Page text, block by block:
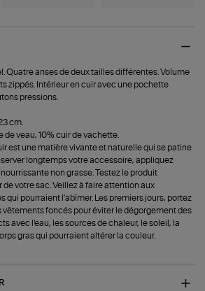
Quatre anses de deux tailles différentes. Volume
zippés. Intérieur en cuir avec une pochette
pressions.
cm.
de veau, 10% cuir de vachette.
est une matière vivante et naturelle qui se patine
longtemps votre accessoire, appliquez
non grasse. Testez le produit
votre sac. Veillez à faire attention aux
qui pourraient l'abîmer. Les premiers jours, portez
vêtements foncés pour éviter le dégorgement des
avec l'eau, les sources de chaleur, le soleil, la
gras qui pourraient altérer la couleur.